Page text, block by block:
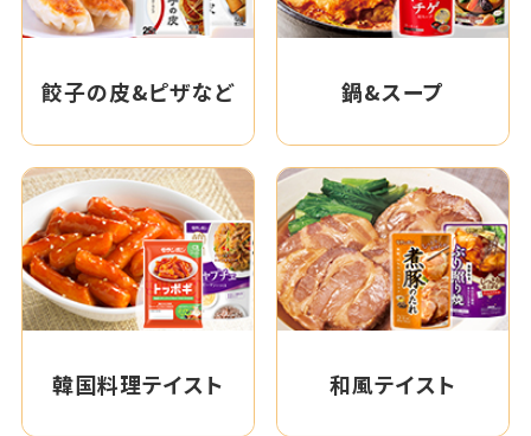
餃子の皮&ピザなど 鍋&スープ
韓国料理テイスト 和風テイスト